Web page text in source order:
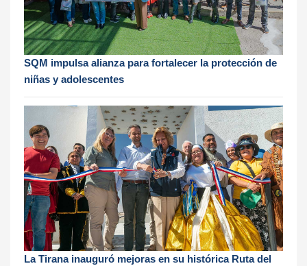
SQM impulsa alianza para fortalecer la protección de
niñas y adolescentes
La Tirana inauguró mejoras en su histórica Ruta del